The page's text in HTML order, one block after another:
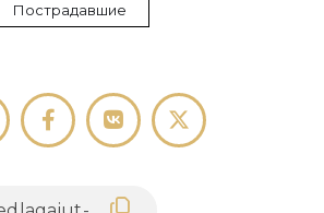
Пострадавшие